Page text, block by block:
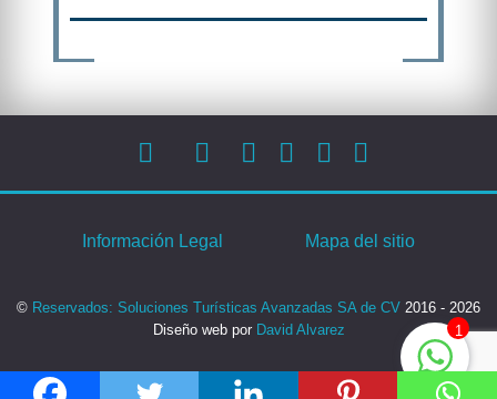
Información Legal Mapa del sitio
© Reservados: Soluciones Turísticas Avanzadas SA de CV 2016 - 2026
Diseño web por David Alvarez 1